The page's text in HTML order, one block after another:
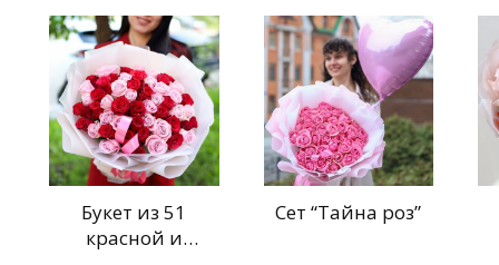
Букет из 51
красной и
Сет “Тайна роз”